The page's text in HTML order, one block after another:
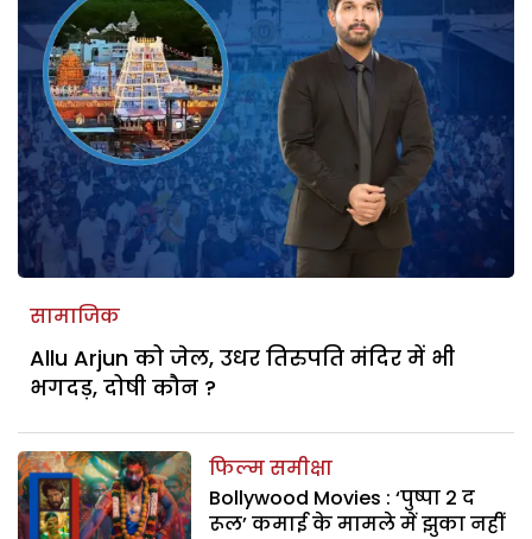
सामाजिक
Allu Arjun को जेल, उधर तिरुपति मंदिर में भी
भगदड़, दोषी कौन ?
फिल्म समीक्षा
Bollywood Movies : ‘पुष्पा 2 द
रूल’ कमाई के मामले में झुका नहीं